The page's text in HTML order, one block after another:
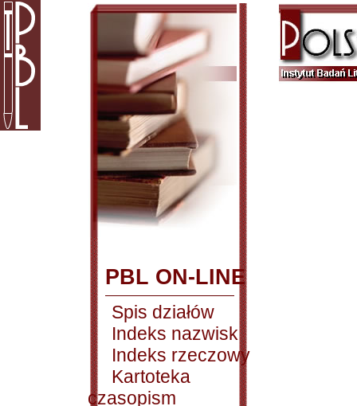
PBL ON-LINE
Spis działów
Indeks nazwisk
Indeks rzeczowy
Kartoteka
czasopism